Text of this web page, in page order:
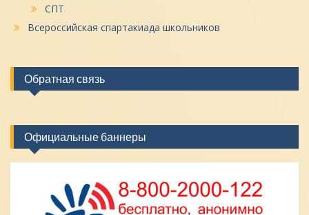
СПТ
Всероссийская спартакиада школьников
Обратная связь
Официальные баннеры